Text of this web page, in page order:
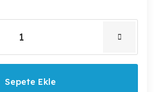
Sepete Ekle